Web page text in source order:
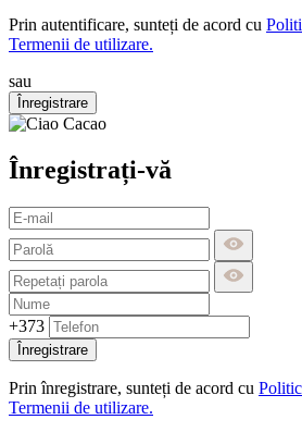
Prin autentificare, sunteți de acord cu
Termenii de utilizare.
sau
Înregistrare
Înregistrați-vă
+373
Înregistrare
Prin înregistrare, sunteți de acord cu
Termenii de utilizare.